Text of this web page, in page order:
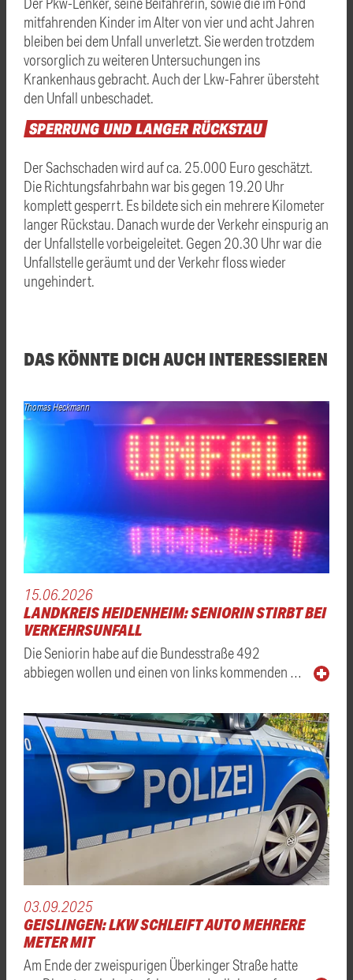
mitfahrenden Kinder im Alter von vier und acht Jahren
bleiben bei dem Unfall unverletzt. Sie werden trotzdem
vorsorglich zu weiteren Untersuchungen ins
Krankenhaus gebracht. Auch der Lkw-Fahrer übersteht
den Unfall unbeschadet.
SPERRUNG UND LANGERRÜCKSTAU
Der Sachschaden wird auf ca. 25.000 Euro geschätzt.
Die Richtungsfahrbahn war bis gegen 19.20 Uhr
komplett gesperrt. Es bildete sich ein mehrere Kilometer
langer Rückstau. Danach wurde der Verkehr einspurig an
der Unfallstelle vorbeigeleitet. Gegen 20.30 Uhr war die
Unfallstelle geräumt und der Verkehr floss wieder
ungehindert.
DAS KÖNNTE DICH AUCH INTERESSIEREN
Thomas Heckmann
15.06.2026
LANDKREIS HEIDENHEIM: SENIORIN STIRBT BEI
VERKEHRSUNFALL
Die Seniorin habe auf die Bundesstraße 492
abbiegen wollen und einen von links kommenden …
03.09.2025
GEISLINGEN: LKW SCHLEIFT AUTO MEHRERE
METER MIT
Am Ende der zweispurigen Überkinger Straße hatte